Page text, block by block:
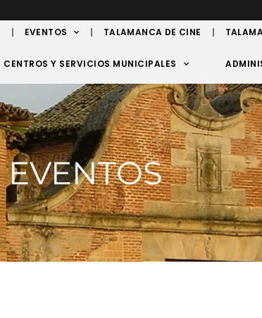
EVENTOS TALAMANCA DE CINE
CENTROS Y SERVICIOS MUNICIPALES
EVENTOS